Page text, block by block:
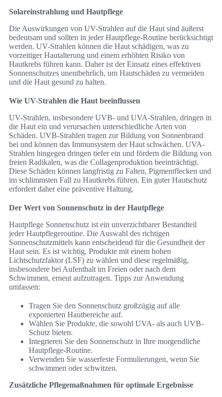
Solareinstrahlung und Hautpflege
Die Auswirkungen von UV-Strahlen auf die Haut sind äußerst
bedeutsam und sollten in jeder Hautpflege-Routine berücksichtigt
werden. UV-Strahlen können die Haut schädigen, was zu
vorzeitiger Hautalterung und einem erhöhten Risiko von
Hautkrebs führen kann. Daher ist der Einsatz eines effektiven
Sonnenschutzes unentbehrlich, um Hautschäden zu vermeiden
und die Haut gesund zu halten.
Wie UV-Strahlen die Haut beeinflussen
UV-Strahlen, insbesondere UVB- und UVA-Strahlen, dringen in
die Haut ein und verursachen unterschiedliche Arten von
Schäden. UVB-Strahlen tragen zur Bildung von Sonnenbrand
bei und können das Immunsystem der Haut schwächen. UVA-
Strahlen hingegen dringen tiefer ein und fördern die Bildung von
freien Radikalen, was die Collagenproduktion beeinträchtigt.
Diese Schäden können langfristig zu Falten, Pigmentflecken und
im schlimmsten Fall zu Hautkrebs führen. Ein guter Hautschutz
erfordert daher eine präventive Haltung.
Der Wert von Sonnenschutz in der Hautpflege
Hautpflege Sonnenschutz ist ein unverzichtbarer Bestandteil
jeder Hautpflegeroutine. Die Auswahl des richtigen
Sonnenschutzmittels kann entscheidend für die Gesundheit der
Haut sein. Es ist wichtig, Produkte mit einem hohen
Lichtschutzfaktor (LSF) zu wählen und diese regelmäßig,
insbesondere bei Aufenthalt im Freien oder nach dem
Schwimmen, erneut aufzutragen. Tipps zur Anwendung
umfassen:
Tragen Sie den Sonnenschutz großzügig auf alle
exponierten Hautbereiche auf.
Wählen Sie Produkte, die sowohl UVA- als auch UVB-
Schutz bieten.
Integrieren Sie den Sonnenschutz in Ihre morgendliche
Hautpflege-Routine.
Verwenden Sie wasserfeste Formulierungen, wenn Sie
schwimmen oder schwitzen.
Zusätzliche Pflegemaßnahmen für optimale Ergebnisse